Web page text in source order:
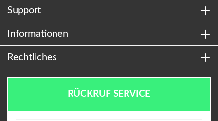
Support
Informationen
Rechtliches
RÜCKRUF SERVICE